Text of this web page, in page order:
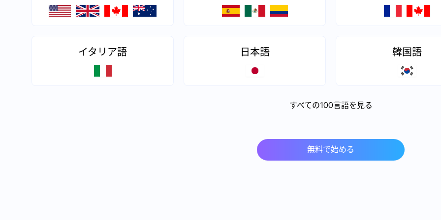
イタリア語 日本語 韓国語
すべての100言語を見る
無料で始める